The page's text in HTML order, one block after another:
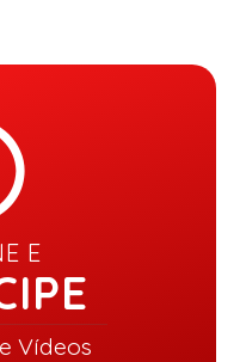
E
Vídeos